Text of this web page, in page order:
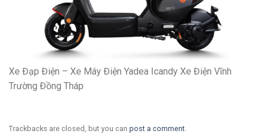
Xe Đạp Điện – Xe Máy Điện Yadea Icandy Xe Điện Vĩnh
Trường Đồng Tháp
Trackbacks are closed, but you can post a comment.